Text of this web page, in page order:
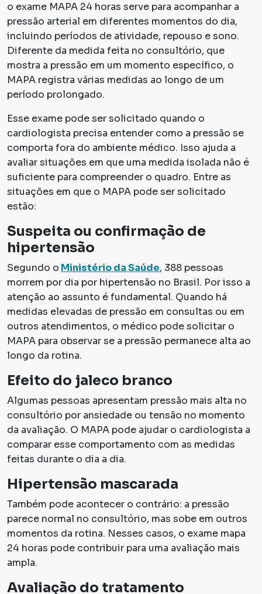
o exame MAPA 24 horas serve para acompanhar a
pressão arterial em diferentes momentos do dia,
incluindo períodos de atividade, repouso e sono.
Diferente da medida feita no consultório, que
mostra a pressão em um momento específico, o
MAPA registra várias medidas ao longo de um
período prolongado.
Esse exame pode ser solicitado quando o
cardiologista precisa entender como a pressão se
comporta fora do ambiente médico. Isso ajuda a
avaliar situações em que uma medida isolada não é
suficiente para compreender o quadro. Entre as
situações em que o MAPA pode ser solicitado
estão:
Suspeita ou confirmação de
hipertensão
Segundo o Ministério da Saúde, 388 pessoas
morrem por dia por hipertensão no Brasil. Por isso a
atenção ao assunto é fundamental. Quando há
medidas elevadas de pressão em consultas ou em
outros atendimentos, o médico pode solicitar o
MAPA para observar se a pressão permanece alta ao
longo da rotina.
Efeito do jaleco branco
Algumas pessoas apresentam pressão mais alta no
consultório por ansiedade ou tensão no momento
da avaliação. O MAPA pode ajudar o cardiologista a
comparar esse comportamento com as medidas
feitas durante o dia a dia.
Hipertensão mascarada
Também pode acontecer o contrário: a pressão
parece normal no consultório, mas sobe em outros
momentos da rotina. Nesses casos, o exame mapa
24 horas pode contribuir para uma avaliação mais
ampla.
Avaliação do tratamento